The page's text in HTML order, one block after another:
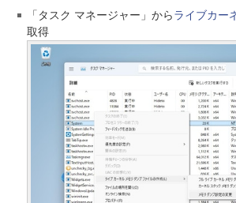
「タスク マネージャー」からライブカー
取得